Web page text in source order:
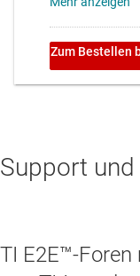
Support
TI E2E™-